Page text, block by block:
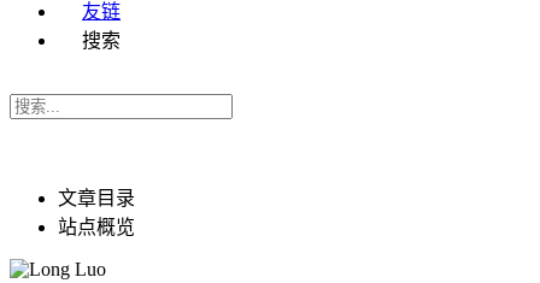
友链
搜索
文章目录
站点概览